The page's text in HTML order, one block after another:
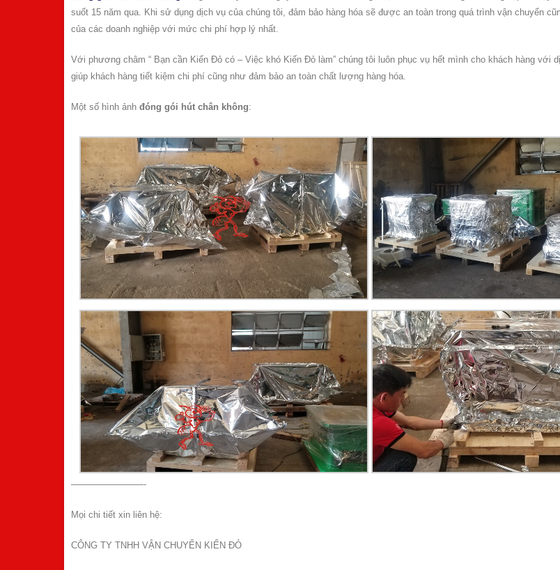
suốt 15 năm qua. Khi sử dụng dịch vụ của chúng tôi, đảm bảo hàng hóa sẽ được an toàn trong quá trình vận chuyển
của các doanh nghiệp với mức chi phí hợp lý nhất.
Với phương châm “ Bạn cần Kiến Đỏ có – Việc khó Kiến Đỏ làm” chúng tôi luôn phục vụ hết mình cho khách hàng với
giúp khách hàng tiết kiệm chi phí cũng như đảm bảo an toàn chất lượng hàng hóa.
Một số hình ảnh đóng gói hút chân không:
————————-
Mọi chi tiết xin liên hệ:
CÔNG TY TNHH VẬN CHUYỂN KIẾN ĐỎ